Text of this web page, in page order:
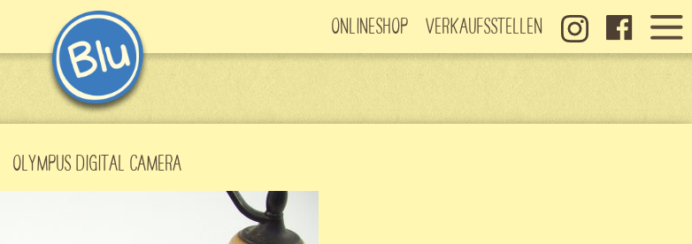
Onlineshop Verkaufsstellen
OLYMPUS DIGITAL CAMERA